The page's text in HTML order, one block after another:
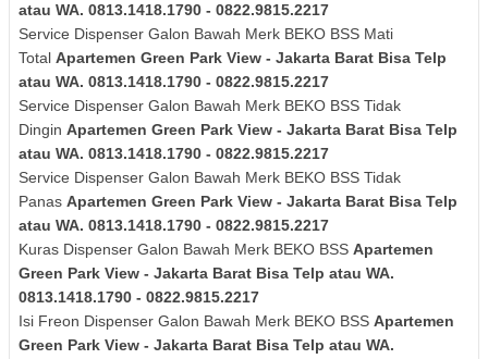
atau WA. 0813.1418.1790 - 0822.9815.2217
Service Dispenser Galon Bawah Merk BEKO BSS Mati
Total Apartemen Green Park View - Jakarta Barat Bisa Telp
atau WA. 0813.1418.1790 - 0822.9815.2217
Service Dispenser Galon Bawah Merk BEKO BSS Tidak
Dingin Apartemen Green Park View - Jakarta Barat Bisa Telp
atau WA. 0813.1418.1790 - 0822.9815.2217
Service Dispenser Galon Bawah Merk BEKO BSS Tidak
Panas Apartemen Green Park View - Jakarta Barat Bisa Telp
atau WA. 0813.1418.1790 - 0822.9815.2217
Kuras Dispenser Galon Bawah Merk BEKO BSS Apartemen
Green Park View - Jakarta Barat Bisa Telp atau WA.
0813.1418.1790 - 0822.9815.2217
Isi Freon Dispenser Galon Bawah Merk BEKO BSS Apartemen
Green Park View - Jakarta Barat Bisa Telp atau WA.